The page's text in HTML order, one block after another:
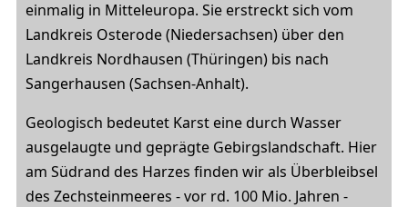
einmalig in Mitteleuropa. Sie erstreckt sich vom
Landkreis Osterode (Niedersachsen) über den
Landkreis Nordhausen (Thüringen) bis nach
Sangerhausen (Sachsen-Anhalt).
Geologisch bedeutet Karst eine durch Wasser
ausgelaugte und geprägte Gebirgslandschaft. Hier
am Südrand des Harzes finden wir als Überbleibsel
des Zechsteinmeeres - vor rd. 100 Mio. Jahren -